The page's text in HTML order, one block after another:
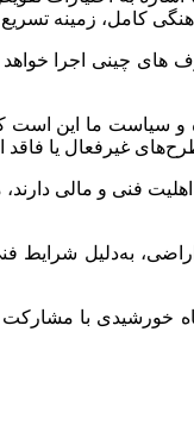
کامل، زمینه تسریع
محل خط اعتباری طرف های
حدود سه هزار و 800 مگاوات قرارداد
غیرفعال یا فاقد
فنی و مالی دارند،
به‌دلیل شرایط
با کمیته امداد امام خمینی(ره) اشاره کرد و گفت: در این